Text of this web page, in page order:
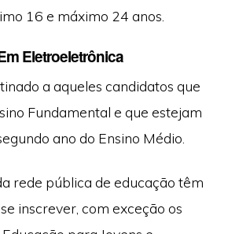
16 e máximo 24 anos.
Eletroeletrônica
a aqueles candidatos que
Fundamental e que estejam
ano do Ensino Médio.
rede pública de educação têm
inscrever, com exceção os